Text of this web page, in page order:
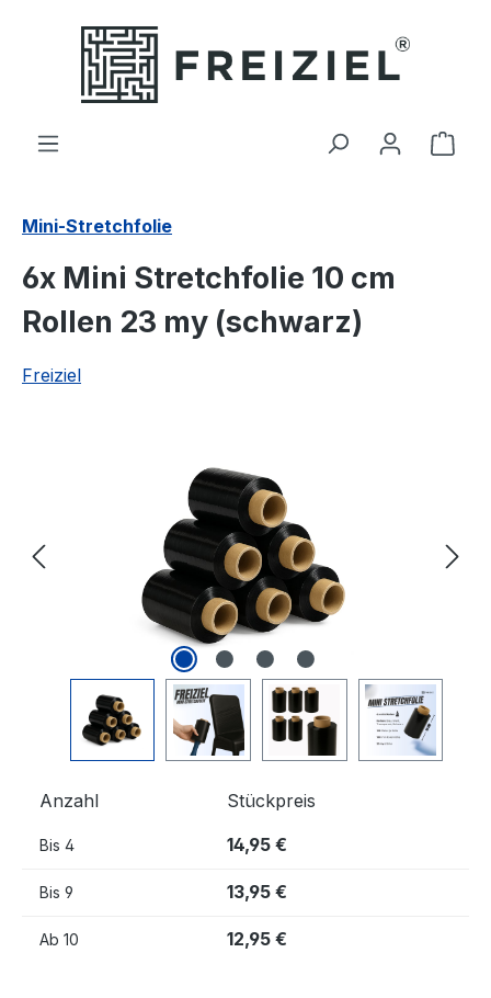
Zum Hauptinhalt springen
Mini-Stretchfolie
6x Mini Stretchfolie 10 cm
Rollen 23 my (schwarz)
Freiziel
Anzahl Stückpreis
Bis 4 14,95 €
Bis 9 13,95 €
Ab 10 12,95 €